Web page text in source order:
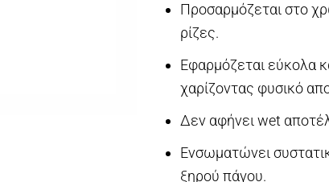
Προσαρμόζεται στο
ρίζες.
Εφαρμόζεται εύκολα
χαρίζοντας φυσικό
Δεν αφήνει wet
Ενσωματώνει
ξηρού πάγου.